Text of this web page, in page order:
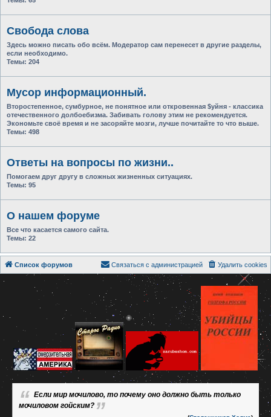
Свобода слова
Здесь можно писать обо всём. Модератор сам перенесет в другие разделы,
если необходимо.
Темы: 204
Мусор информационный.
Второстепенное, сумбурное, не понятное или откровенная $уйня - классика
отечественного долбоебизма. Забивать голову этим не рекомендуется.
Экономьте своё время и не засоряйте мозги, лучше почитайте то что выше.
Темы: 498
Ответы на вопросы по жизни..
Помогаем друг другу в сложных жизненных ситуациях.
Темы: 95
О нашем форуме
Все что касается самого сайта.
Темы: 22
Список форумов Удалить cookies
Связаться с администрацией
Если мир мочилово, то почему оно должно быть только
мочиловом гойским?